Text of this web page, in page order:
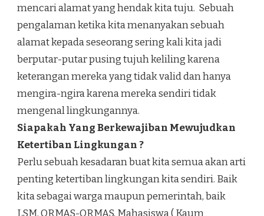
mencari alamat yang hendak kita tuju. Sebuah
pengalaman ketika kita menanyakan sebuah
alamat kepada seseorang sering kali kita jadi
berputar-putar pusing tujuh keliling karena
keterangan mereka yang tidak valid dan hanya
mengira-ngira karena mereka sendiri tidak
mengenal lingkungannya.
Siapakah Yang Berkewajiban Mewujudkan
Ketertiban Lingkungan ?
Perlu sebuah kesadaran buat kita semua akan arti
penting ketertiban lingkungan kita sendiri. Baik
kita sebagai warga maupun pemerintah, baik
LSM, ORMAS-ORMAS, Mahasiswa ( Kaum